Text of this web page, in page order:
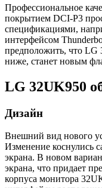
Профессиональное
покрытием DCI-P3
спецификациями,
интерфейсом
предположить, что LG
ниже, станет новым
LG 32UK950
Дизайн
Внешний вид нового
Изменение коснулись
экрана. В новом
экрана, что придает
корпуса монитора